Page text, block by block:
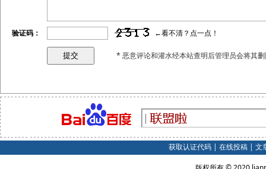
验证码： ←看不清？点一点！
* 恶意评论和灌水经本站查明后管理员会将其
获取认证代码| 在线投稿| 文